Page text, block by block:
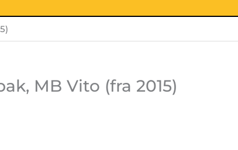
MB Vito (fra 2015)